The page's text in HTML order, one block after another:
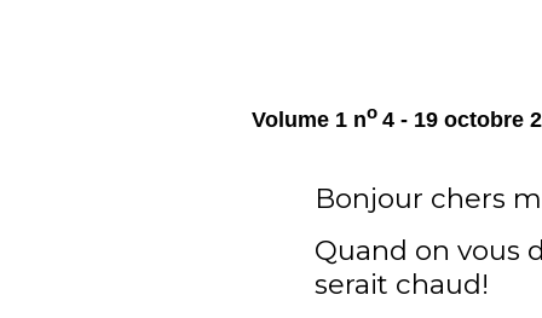
Volume 1 no 4 - 19 octobre
Bonjour chers
Quand on vous
serait chaud!